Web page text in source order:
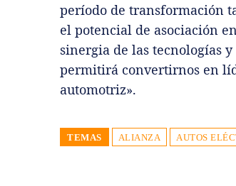
período de transformación
el potencial de asociación
sinergia de las tecnologías
permitirá convertirnos en
automotriz».
TEMAS ALIANZA AUTOS